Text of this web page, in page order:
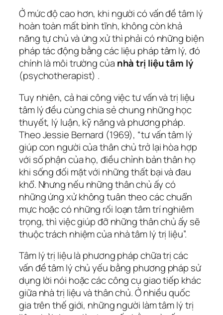
Ở mức độ cao hơn, khi người có vấn đề tâm lý
hoàn toàn mất bình tĩnh, không còn khả
năng tự chủ và ứng xử thì phải có những biện
pháp tác động bằng các liệu pháp tâm lý, đó
chính là môi trường của nhà trị liệu tâm lý
(psychotherapist) .
Tuy nhiên, cả hai công việc tư vấn và trị liệu
tâm lý đều cùng chia sẻ chung những học
thuyết, lý luận, kỹ năng và phương pháp.
Theo Jessie Bernard (1969), “tư vấn tâm lý
giúp con người của thân chủ trở lại hòa hợp
với số phận của họ, điều chỉnh bản thân họ
khi sống đối mặt với những thất bại và đau
khổ. Nhưng nếu những thân chủ ấy có
những ứng xử không tuân theo các chuẩn
mực hoặc có những rối loạn tâm trí nghiêm
trọng, thì việc giúp đỡ những thân chủ ấy sẽ
thuộc trách nhiệm của nhà tâm lý trị liệu”.
Tâm lý trị liệu là phương pháp chữa trị các
vấn đề tâm lý chủ yếu bằng phương pháp sử
dụng lời nói hoặc các công cụ giao tiếp khác
giữa nhà trị liệu và thân chủ. Ở nhiều quốc
gia trên thế giới, những người làm tâm lý trị